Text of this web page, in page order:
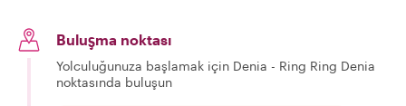
Buluşma noktası
Yolculuğunuza başlamak için Denia - Ring Ring Denia
noktasında buluşun